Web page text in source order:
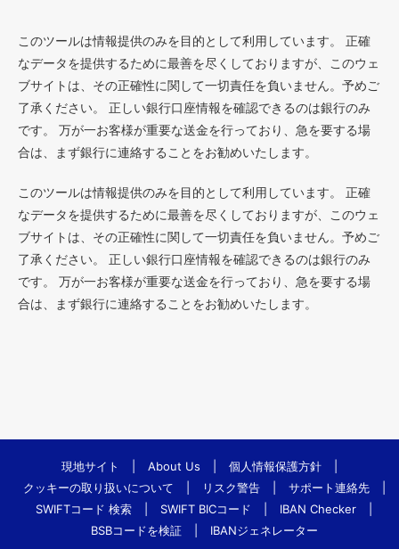
このツールは情報提供のみを目的として利用しています。 正確
なデータを提供するために最善を尽くしておりますが、このウェ
ブサイトは、その正確性に関して一切責任を負いません。予めご
了承ください。 正しい銀行口座情報を確認できるのは銀行のみ
です。 万が一お客様が重要な送金を行っており、急を要する場
合は、まず銀行に連絡することをお勧めいたします。
このツールは情報提供のみを目的として利用しています。 正確
なデータを提供するために最善を尽くしておりますが、このウェ
ブサイトは、その正確性に関して一切責任を負いません。予めご
了承ください。 正しい銀行口座情報を確認できるのは銀行のみ
です。 万が一お客様が重要な送金を行っており、急を要する場
合は、まず銀行に連絡することをお勧めいたします。
現地サイト About Us 個人情報保護方針
クッキーの取り扱いについて
リスク警告 サポート連絡先
SWIFTコード 検索
SWIFT BICコード IBAN Checker
BSBコードを検証
IBANジェネレーター